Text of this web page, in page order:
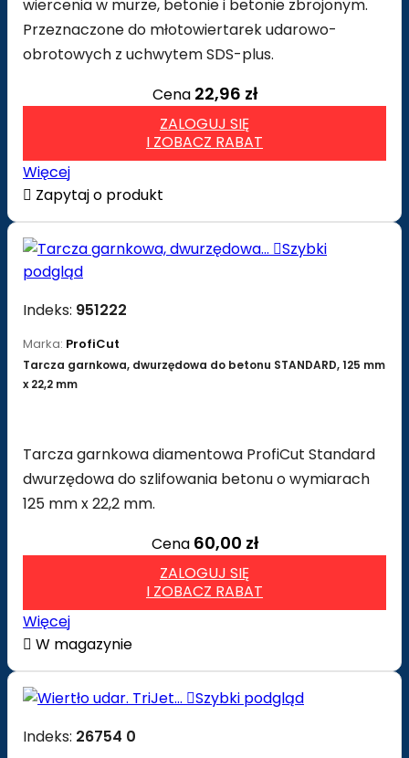
wiercenia w murze, betonie i betonie zbrojonym.
Przeznaczone do młotowiertarek udarowo-
obrotowych z uchwytem SDS-plus.
Cena 22,96 zł
ZALOGUJ SIĘ
I ZOBACZ RABAT
Więcej
 Zapytaj o produkt
Szybki
podgląd
Indeks: 951222
Marka: ProfiCut
Tarcza garnkowa, dwurzędowa do betonu STANDARD, 125 mm
x 22,2 mm
Tarcza garnkowa diamentowa ProfiCut Standard
dwurzędowa do szlifowania betonu o wymiarach
125 mm x 22,2 mm.
Cena 60,00 zł
ZALOGUJ SIĘ
I ZOBACZ RABAT
Więcej
 W magazynie
Szybki podgląd
Indeks: 26754 0